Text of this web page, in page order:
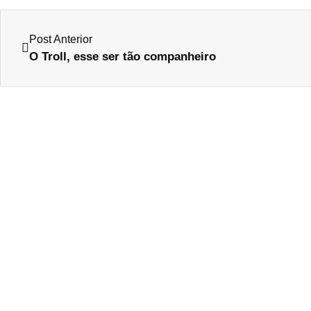
Post Anterior
O Troll, esse ser tão companheiro